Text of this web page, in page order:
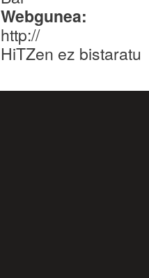
Webgunea:
http://
HiTZen ez bistaratu